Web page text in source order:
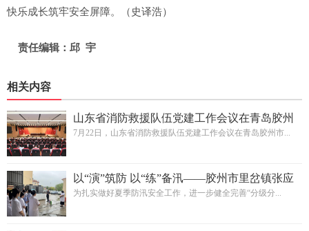
快乐成长筑牢安全屏障。（史译浩）
责任编辑：邱 宇
相关内容
山东省消防救援队伍党建工作会议在青岛胶州
市召开
7月22日，山东省消防救援队伍党建工作会议在青岛胶州市...
以“演”筑防 以“练”备汛——胶州市里岔镇张应
卫生院开展防汛应急演练活动
为扎实做好夏季防汛安全工作，进一步健全完善“分级分...